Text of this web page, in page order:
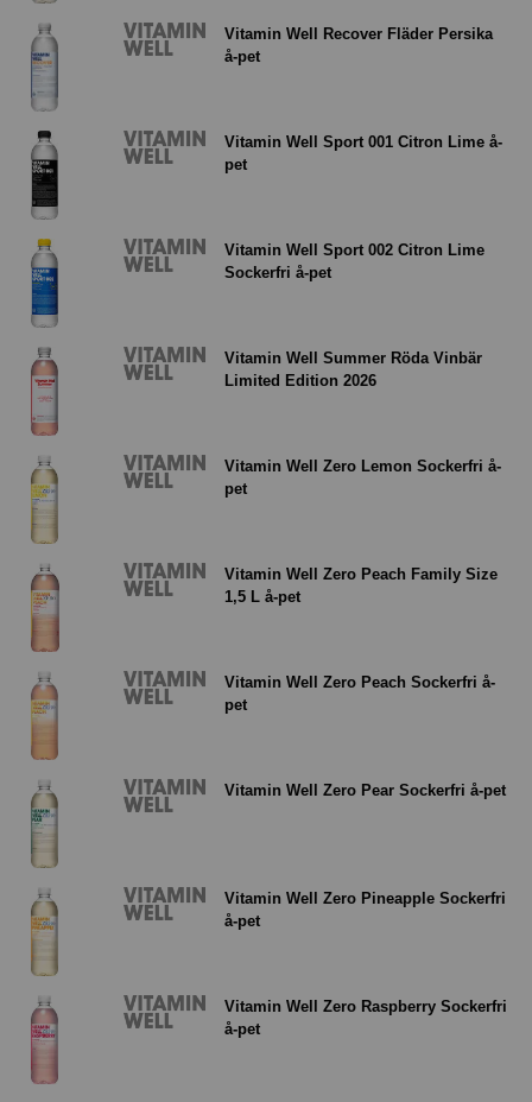
Vitamin Well Recover Fläder Persika
å-pet
Vitamin Well Sport 001 Citron Lime å-
pet
Vitamin Well Sport 002 Citron Lime
Sockerfri å-pet
Vitamin Well Summer Röda Vinbär
Limited Edition 2026
Vitamin Well Zero Lemon Sockerfri å-
pet
Vitamin Well Zero Peach Family Size
1,5 L å-pet
Vitamin Well Zero Peach Sockerfri å-
pet
Vitamin Well Zero Pear Sockerfri å-pet
Vitamin Well Zero Pineapple Sockerfri
å-pet
Vitamin Well Zero Raspberry Sockerfri
å-pet